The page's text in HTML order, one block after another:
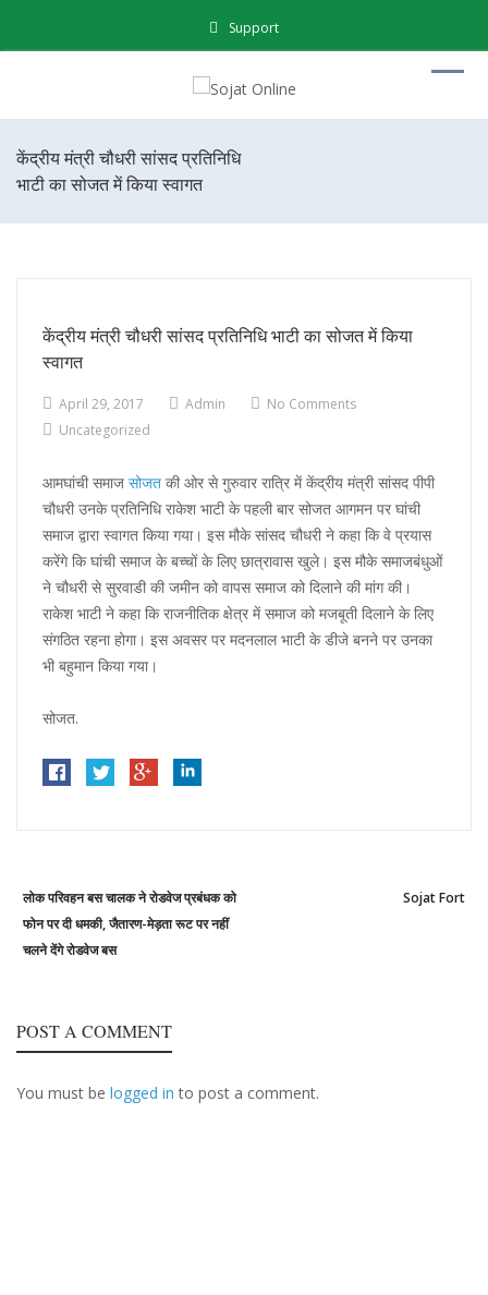
Support
केंद्रीय मंत्री चौधरी सांसद प्रतिनिधि
भाटी का सोजत में किया स्वागत
केंद्रीय मंत्री चौधरी सांसद प्रतिनिधि भाटी का सोजत में किया
स्वागत
April 29, 2017 Admin
No Comments
Uncategorized
आमघांची समाज सोजत की ओर से गुरुवार रात्रि में केंद्रीय मंत्री सांसद पीपी
चौधरी उनके प्रतिनिधि राकेश भाटी के पहली बार सोजत आगमन पर घांची
समाज द्वारा स्वागत किया गया। इस मौके सांसद चौधरी ने कहा कि वे प्रयास
करेंगे कि घांची समाज के बच्चों के लिए छात्रावास खुले। इस मौके समाजबंधुओं
ने चौधरी से सुरवाडी की जमीन को वापस समाज को दिलाने की मांग की।
राकेश भाटी ने कहा कि राजनीतिक क्षेत्र में समाज को मजबूती दिलाने के लिए
संगठित रहना होगा। इस अवसर पर मदनलाल भाटी के डीजे बनने पर उनका
भी बहुमान किया गया।
सोजत.
Post
navigation
Previous
post:
लोक परिवहन बस चालक ने रोडवेज प्रबंधक को
फोन पर दी धमकी, जैतारण-मेड़ता रूट पर नहीं
चलने देंगे रोडवेज बस
Sojat Fort
POST A COMMENT
You must be logged in to post a comment.